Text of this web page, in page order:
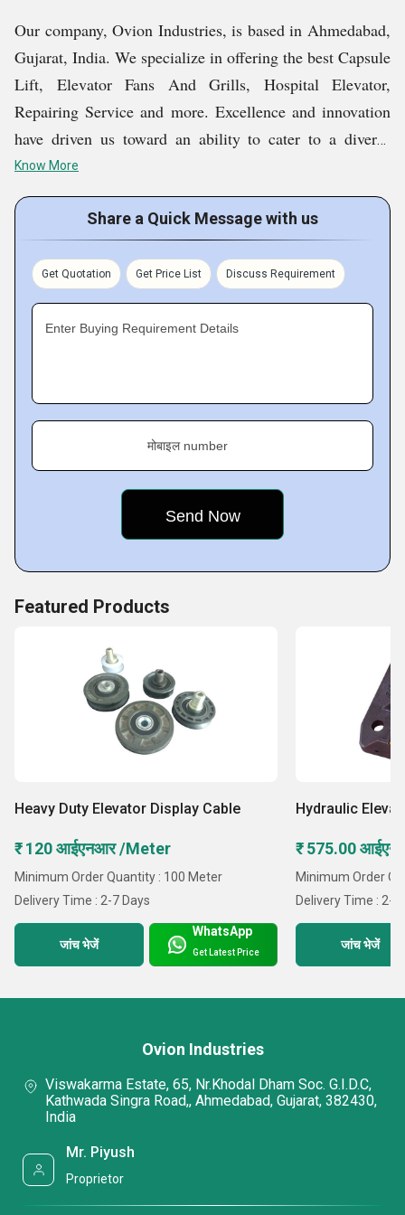
Our company, Ovion Industries, is based in Ahmedabad,
Gujarat, India. We specialize in offering the best Capsule
Lift, Elevator Fans And Grills, Hospital Elevator,
Repairing Service and more. Excellence and innovation
have driven us toward an ability to cater to a diverse
clientele by offering comprehensive products that
improve safety and enhance efficiency in the operation of
elevators. Our elevator accessories, for example, have all
the required parts meant to be efficient and reliable in
their overall functioning. Besides, elevator doors that we
manufacture come in both manual as well as automatic
sets and can be availed according to your preference and
Key Facts of Ovion Industries:
Know More
Share a Quick Message with us
Get Quotation Get Price List Discuss Requirement
Enter Buying Requirement Details
मोबाइल number
Featured Products
Heavy Duty Elevator Display Cable
₹ 120 आईएनआर /Meter
Minimum Order Quantity : 100 Meter
Delivery Time : 2-7 Days
जांच भेजें
WhatsApp
Get Latest Price
Hydraulic
₹ 575.00
Minimum Order
Delivery Time : 2-7
जांच भेजें
Ovion Industries
Viswakarma Estate, 65, Nr.Khodal Dham Soc. G.I.D.C,
Kathwada Singra Road,, Ahmedabad, Gujarat, 382430,
India
Mr. Piyush
Proprietor